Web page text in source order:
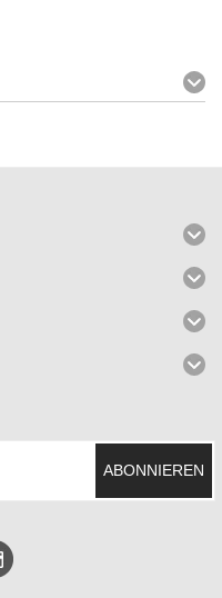
ABONNIEREN